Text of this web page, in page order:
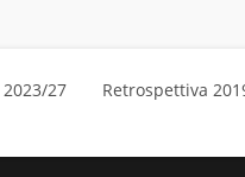
27 Retrospettiva